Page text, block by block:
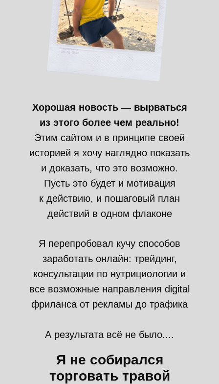
Хорошая новость — вырваться
из этого более чем реально!
Этим сайтом и в принципе своей
историей я хочу наглядно показать
и доказать, что это возможно.
Пусть это будет и мотивация
к действию, и пошаговый план
действий в одном флаконе
Я перепробовал кучу способов
заработать онлайн: трейдинг,
консультации по нутрициологии и
все возможные направления digital
фриланса от рекламы до трафика
А результата всё не было....
Я не собирался
торговать травой